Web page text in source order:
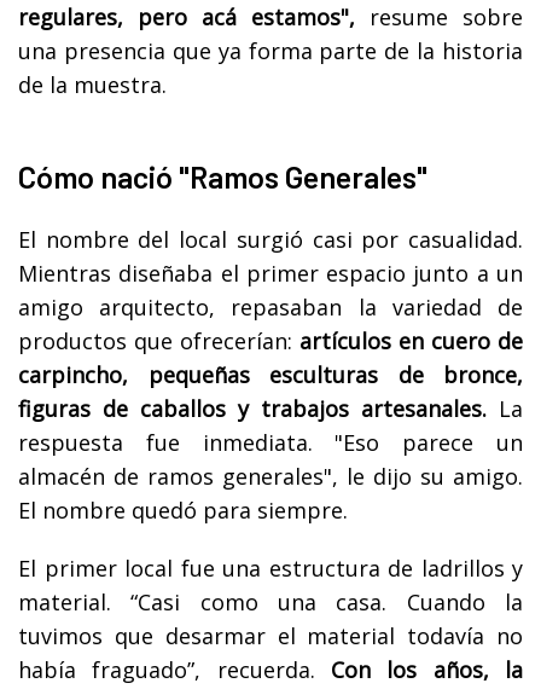
regulares, pero acá estamos", resume sobre
una presencia que ya forma parte de la historia
de la muestra.
Cómo nació "Ramos Generales"
El nombre del local surgió casi por casualidad.
Mientras diseñaba el primer espacio junto a un
amigo arquitecto, repasaban la variedad de
productos que ofrecerían: artículos en cuero de
carpincho, pequeñas esculturas de bronce,
figuras de caballos y trabajos artesanales. La
respuesta fue inmediata. "Eso parece un
almacén de ramos generales", le dijo su amigo.
El nombre quedó para siempre.
El primer local fue una estructura de ladrillos y
material. “Casi como una casa. Cuando la
tuvimos que desarmar el material todavía no
había fraguado”, recuerda. Con los años, la